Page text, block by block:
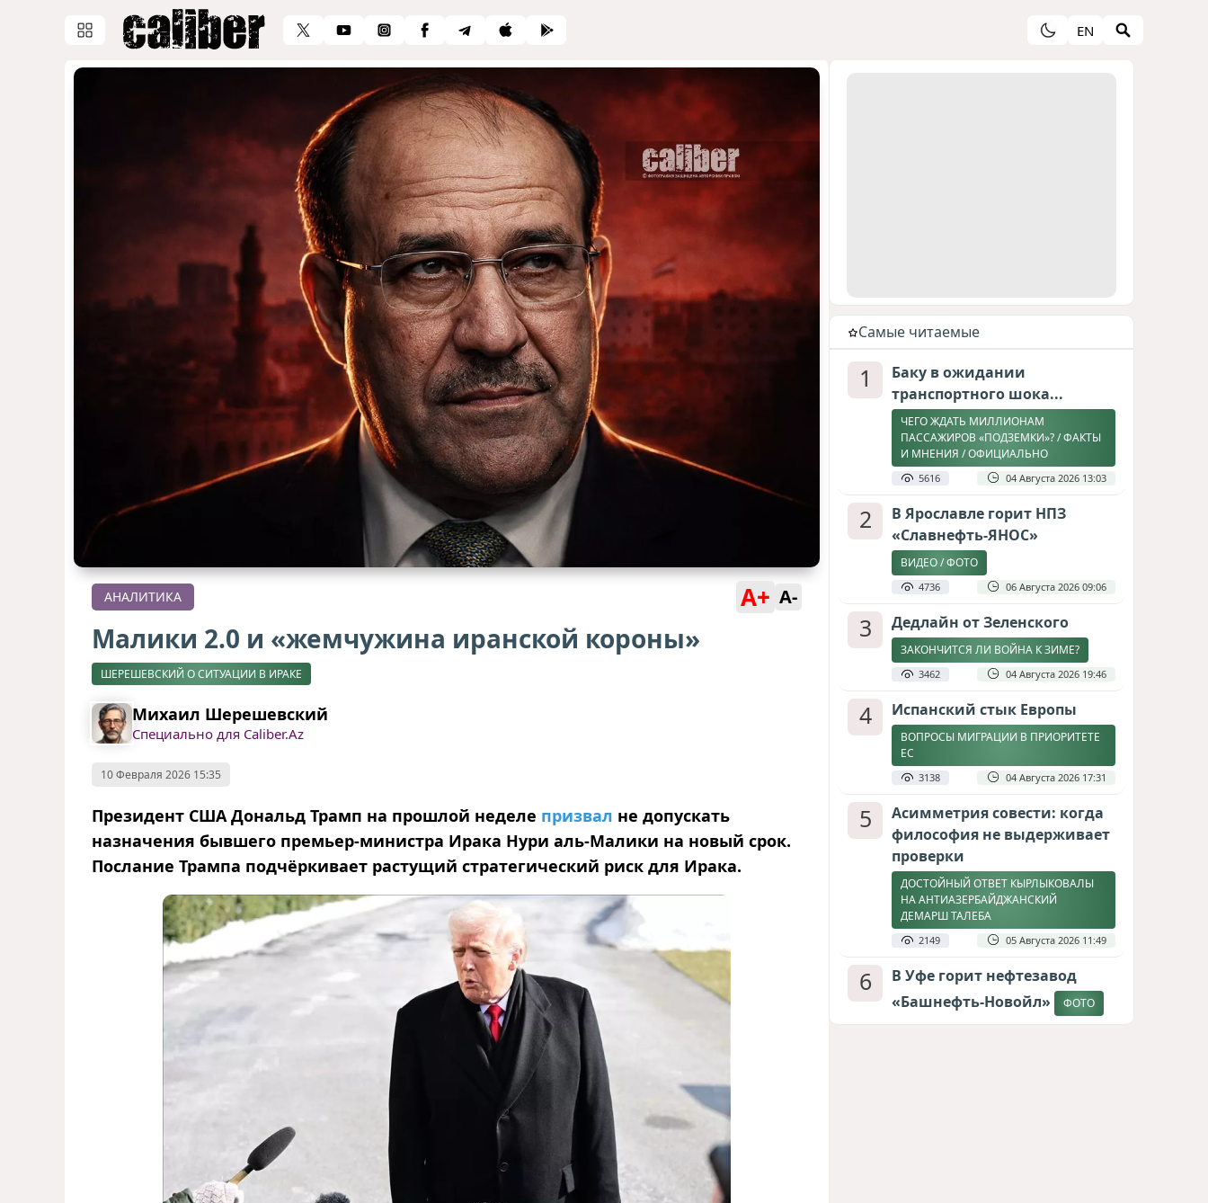
EN
АНАЛИТИКА A+ A-
Малики 2.0 и «жемчужина иранской короны»
ШЕРЕШЕВСКИЙ О СИТУАЦИИ В ИРАКЕ
Михаил Шерешевский
Специально для Caliber.Az
10 Февраля 2026 15:35
Президент США Дональд Трамп на прошлой неделе призвал не допускать
назначения бывшего премьер-министра Ирака Нури аль-Малики на новый срок.
Послание Трампа подчёркивает растущий стратегический риск для Ирака.
Cамые читаемые
1
Баку в ожидании
транспортного шока...
ЧЕГО ЖДАТЬ МИЛЛИОНАМ
ПАССАЖИРОВ «ПОДЗЕМКИ»? / ФАКТЫ
И МНЕНИЯ / ОФИЦИАЛЬНО
5616 04 Августа 2026 13:03
2
В Ярославле горит НПЗ
«Славнефть-ЯНОС»
ВИДЕО / ФОТО
4736 06 Августа 2026 09:06
3 Дедлайн от Зеленского
ЗАКОНЧИТСЯ ЛИ ВОЙНА К ЗИМЕ?
3462 04 Августа 2026 19:46
4 Испанский стык Европы
ВОПРОСЫ МИГРАЦИИ В ПРИОРИТЕТЕ
ЕС
3138 04 Августа 2026 17:31
5
Асимметрия совести: когда
философия не выдерживает
проверки
ДОСТОЙНЫЙ ОТВЕТ КЫРЛЫКОВАЛЫ
НА АНТИАЗЕРБАЙДЖАНСКИЙ
ДЕМАРШ ТАЛЕБА
2149 05 Августа 2026 11:49
6
В Уфе горит нефтезавод
«Башнефть-Новойл»
ФОТО